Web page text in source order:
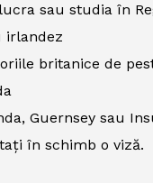
sau studia în
irlandez
britanice de
Guernsey sau
în schimb o viză.